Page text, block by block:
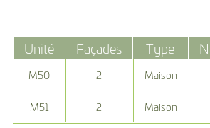
Unité Façades Type
M50 2 Maison
M51 2 Maison